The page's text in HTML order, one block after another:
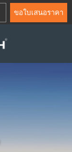
ขอใบเสนอราคา